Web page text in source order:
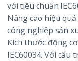
với tiêu chuẩn
Nâng cao hiệu
công nghiệp sản
Kích thước động
IEC60034. Với